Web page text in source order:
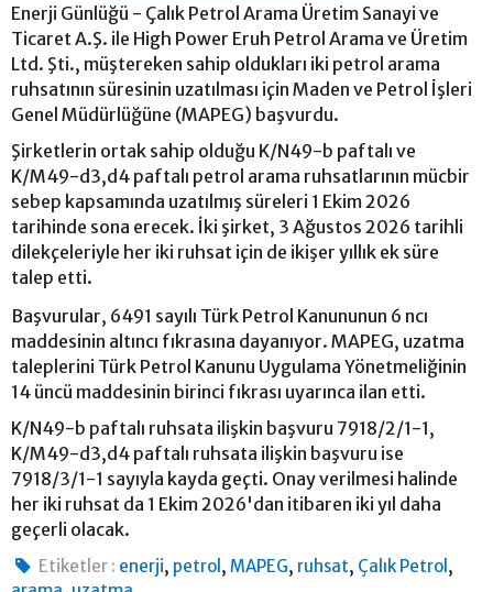
Enerji Günlüğü - Çalık Petrol Arama Üretim Sanayi ve
Ticaret A.Ş. ile High Power Eruh Petrol Arama ve Üretim
Ltd. Şti., müştereken sahip oldukları iki petrol arama
ruhsatının süresinin uzatılması için Maden ve Petrol İşleri
Genel Müdürlüğüne (MAPEG) başvurdu.
Şirketlerin ortak sahip olduğu K/N49-b paftalı ve
K/M49-d3,d4 paftalı petrol arama ruhsatlarının mücbir
sebep kapsamında uzatılmış süreleri 1 Ekim 2026
tarihinde sona erecek. İki şirket, 3 Ağustos 2026 tarihli
dilekçeleriyle her iki ruhsat için de ikişer yıllık ek süre
talep etti.
Başvurular, 6491 sayılı Türk Petrol Kanununun 6 ncı
maddesinin altıncı fıkrasına dayanıyor. MAPEG, uzatma
taleplerini Türk Petrol Kanunu Uygulama Yönetmeliğinin
14 üncü maddesinin birinci fıkrası uyarınca ilan etti.
K/N49-b paftalı ruhsata ilişkin başvuru 7918/2/1-1,
K/M49-d3,d4 paftalı ruhsata ilişkin başvuru ise
7918/3/1-1 sayıyla kayda geçti. Onay verilmesi halinde
her iki ruhsat da 1 Ekim 2026'dan itibaren iki yıl daha
geçerli olacak.
Etiketler : enerji, petrol ,MAPEG, ruhsat, Çalık Petrol ,